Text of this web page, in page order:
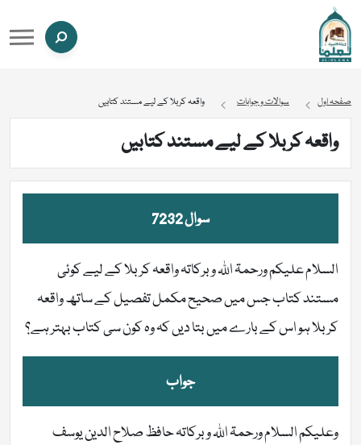
صفحہ اول سوالات و جوابات واقعہ کربلا کے لیے مستند کتابیں
واقعہ کربلا کے لیے مستند کتابیں
سوال 7232
السلام علیکم ورحمۃ اللہ وبرکاتہ واقعہ کربلا کے لیے کوئی
مستند کتاب جس میں صحیح مکمل تفصیل کے ساتھ واقعہ
کربلا ہو اس کے بارے میں بتا دیں کہ وہ کون سی کتاب بہتر ہے؟
جواب
وعلیکم السلام ورحمۃ اللہ وبرکاتہ حافظ صلاح الدین یوسف